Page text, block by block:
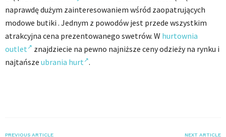
naprawdę dużym zainteresowaniem wśród zaopatrujących
modowe butiki . Jednym z powodów jest przede wszystkim
atrakcyjna cena prezentowanego swetrów. W hurtownia
outlet
znajdziecie na pewno najniższe ceny odzieży na rynku i
najtańsze ubrania hurt .
PREVIOUS ARTICLE NEXT ARTICLE